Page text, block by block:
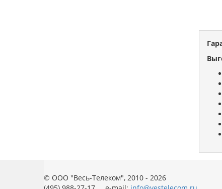
© ООО "Весь-Телеком", 2010 - 2026